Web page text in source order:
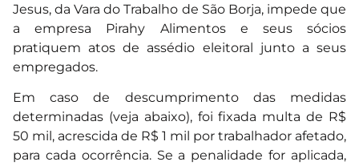
Jesus, da Vara do Trabalho de São Borja, impede que
a empresa Pirahy Alimentos e seus sócios
pratiquem atos de assédio eleitoral junto a seus
empregados.
Em caso de descumprimento das medidas
determinadas (veja abaixo), foi fixada multa de R$
50 mil, acrescida de R$ 1 mil por trabalhador afetado,
para cada ocorrência. Se a penalidade for aplicada,